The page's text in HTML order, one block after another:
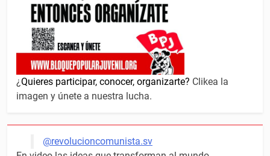
¿Quieres participar, conocer, organizarte? Clikea la
imagen y únete a nuestra lucha.
@revolucioncomunista.sv